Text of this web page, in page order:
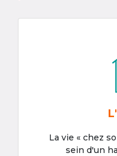
La vie « chez
sein d'un